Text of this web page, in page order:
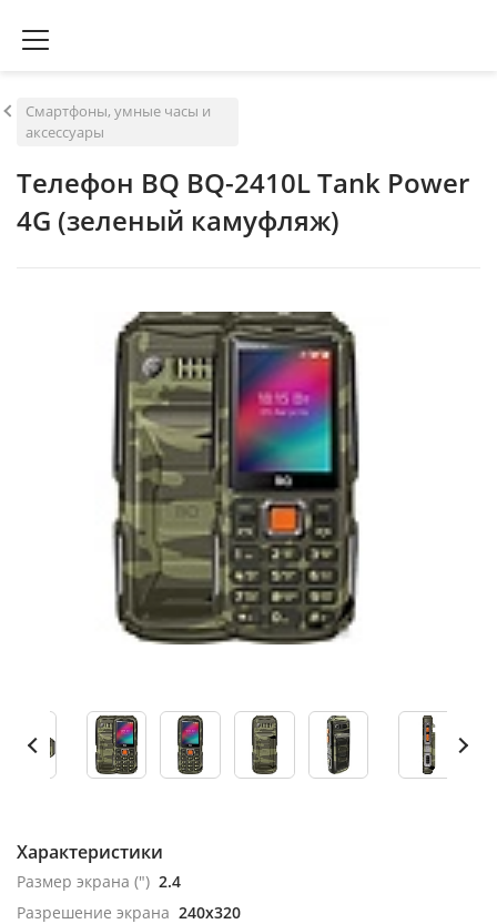
Смартфоны, умные часы и
аксессуары
Телефон BQ BQ-2410L Tank Power
4G (зеленый камуфляж)
Характеристики
Размер экрана (") 2.4
Разрешение экрана 240x320